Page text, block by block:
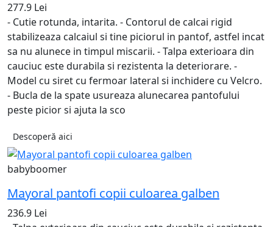
277.9 Lei
- Cutie rotunda, intarita. - Contorul de calcai rigid
stabilizeaza calcaiul si tine piciorul in pantof, astfel incat
sa nu alunece in timpul miscarii. - Talpa exterioara din
cauciuc este durabila si rezistenta la deteriorare. -
Model cu siret cu fermoar lateral si inchidere cu Velcro.
- Bucla de la spate usureaza alunecarea pantofului
peste picior si ajuta la sco
Descoperă aici
babyboomer
Mayoral pantofi copii culoarea galben
236.9 Lei